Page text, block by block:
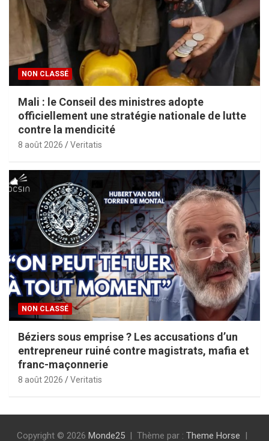
NON CLASSÉ
Mali : le Conseil des ministres adopte
officiellement une stratégie nationale de lutte
contre la mendicité
8 août 2026 Veritatis
NON CLASSÉ
Béziers sous emprise ? Les accusations d’un
entrepreneur ruiné contre magistrats, mafia et
franc-maçonnerie
8 août 2026 Veritatis
Copyright © 2026 Monde25 Thème par : Theme Horse